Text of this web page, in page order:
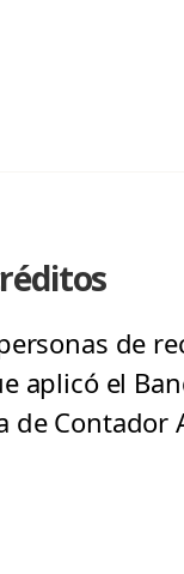
de
aplicó el
de Contador